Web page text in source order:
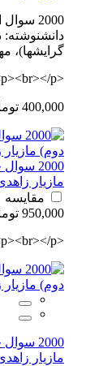
2000
گرایشها)،
<p><br></p>
400,000 تومان
مازیار
مقایسه
950,000 تومان
<p><br></p>
مازیار